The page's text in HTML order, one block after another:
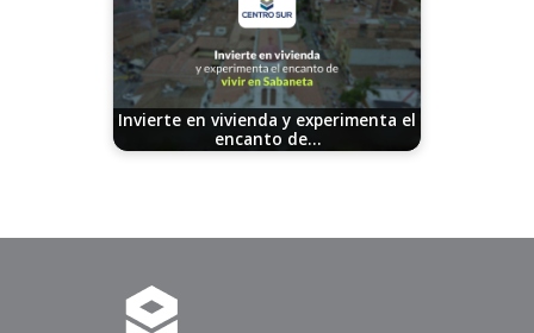
Invierte en vivienda y experimenta el
encanto de…